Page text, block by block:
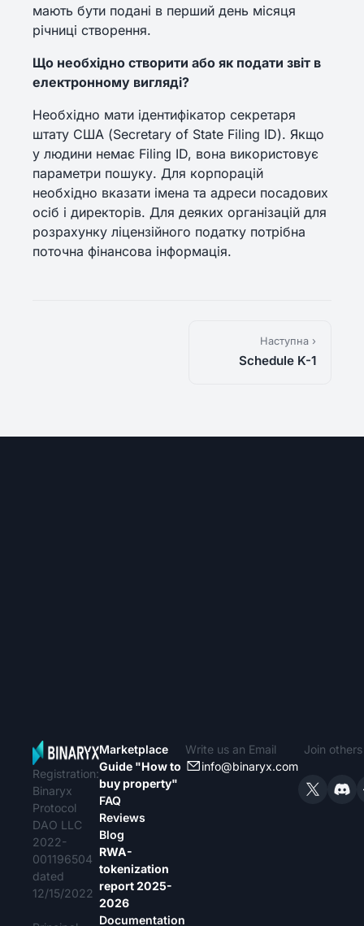
мають бути подані в перший день місяця
річниці створення.
Що необхідно створити або як подати звіт в
електронному вигляді?
Необхідно мати ідентифікатор секретаря
штату США (Secretary of State Filing ID). Якщо
у людини немає Filing ID, вона використовує
параметри пошуку. Для корпорацій
необхідно вказати імена та адреси посадових
осіб і директорів. Для деяких організацій для
розрахунку ліцензійного податку потрібна
поточна фінансова інформація.
Наступна ›
Schedule K-1
Registration:
Binaryx
Protocol
DAO LLC
2022-
001196504
dated
12/15/2022
Marketplace
Guide "How to
buy property"
FAQ
Reviews
Blog
RWA-
tokenization
report 2025-
2026
Documentation
Write us an Email
info@binaryx.com
Join